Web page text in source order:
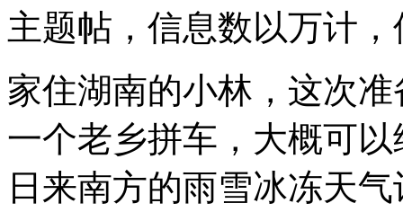
主题帖，信息数以万计
家住湖南的小林，这次
一个老乡拼车，大概可
日来南方的雨雪冰冻天